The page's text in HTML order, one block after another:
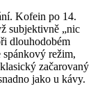
Kofein po 14.
subjektivně „nic
dlouhodobém
režim,
začarovaný
jako u kávy.